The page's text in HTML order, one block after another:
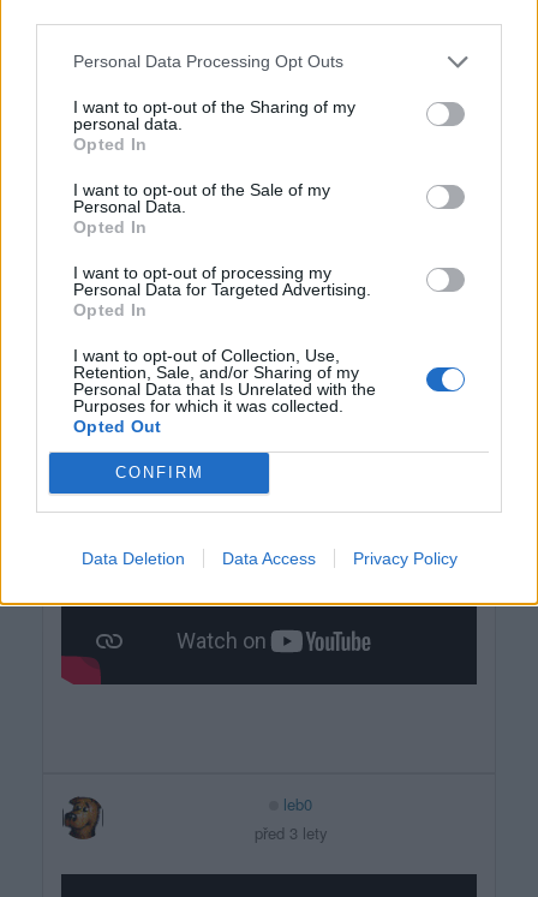
Personal Data Processing Opt Outs
I want to opt-out of the Sharing of my
personal data.
Opted In
I want to opt-out of the Sale of my
Personal Data.
Opted In
I want to opt-out of processing my
Personal Data for Targeted Advertising.
Opted In
I want to opt-out of Collection, Use,
Retention, Sale, and/or Sharing of my
Personal Data that Is Unrelated with the
Purposes for which it was collected.
Opted Out
CONFIRM
Data Deletion Data Access Privacy Policy
leb0
leb0
před 3 lety